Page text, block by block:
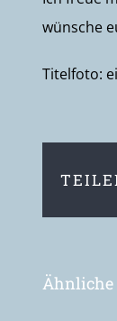
wünsche
Titelfoto:
Ähnliche